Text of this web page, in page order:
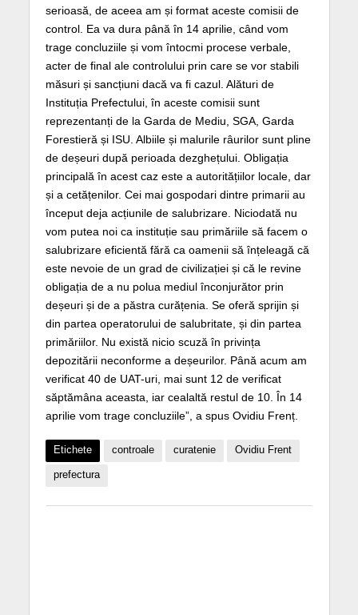
serioasă, de aceea am și format aceste comisii de
control. Ea va dura până în 14 aprilie, când vom
trage concluziile și vom întocmi procese verbale,
acter de final ale controlului prin care se vor stabili
măsuri și sancțiuni dacă va fi cazul. Alături de
Instituția Prefectului, în aceste comisii sunt
reprezentanți de la Garda de Mediu, SGA, Garda
Forestieră și ISU. Albiile și malurile râurilor sunt pline
de deșeuri după perioada dezghețului. Obligația
principală în acest caz este a autoritățiilor locale, dar
și a cetățenilor. Cei mai gospodari dintre primarii au
început deja acțiunile de salubrizare. Niciodată nu
vom putea noi ca instituție sau primăriile să facem o
salubrizare eficientă fără ca oamenii să înțeleagă că
este nevoie de un grad de civilizației și că le revine
obligația de a nu polua mediul înconjurător prin
deșeuri și de a păstra curățenia. Se oferă sprijin și
din partea operatorului de salubritate, și din partea
primăriilor. Nu există nicio scuză în privința
depozitării neconforme a deșeurilor. Până acum am
verificat 40 de UAT-uri, mai sunt 12 de verificat
săptămâna aceasta, iar cealaltă restul de 10. În 14
aprilie vom trage concluziile”, a spus Ovidiu Frenț.
Etichete controale curatenie Ovidiu Frent
prefectura